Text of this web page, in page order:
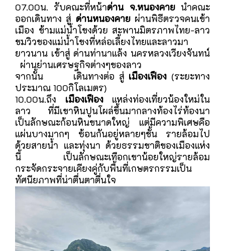
07.00น. รับคณะที่หน้าด่าน จ.หนองคายนำคณะ
ออกเดินทาง สู่ ด่านหนองคายผ่านพิธีตรวจคนเข้า
เมือง ข้ามแม่น้ำโขงด้วย สะพานมิตรภาพไทย-ลาว
ชมวิวของแม่น้ำโขงที่หล่อเลี้ยงไทยและลาวมา
ยาวนาน เข้าสู่ ด่านท่านาแล้ง นครหลวงเวียงจันทน์
ผ่านย่านเศรษฐกิจต่างๆของลาว
จากนั้น เดินทางต่อ สู่ เมืองเฟือง (ระยะทาง
ประมาณ 100กิโลเมตร)
10.00น.ถึง เมืองเฟืองแหล่งท่องเที่ยวน้องใหม่ใน
ลาว ที่มีเขาหินปูนโผล่ขึ้นมากลางท้องไร่ท้องนา
เป็นลักษณะก้อนหินขนาดใหญ่ แต่มีความพิเศษคือ
แผ่นบางมากๆ ซ้อนกันอยู่หลายๆชั้น รายล้อมไป
ด้วยสายน้ำ และทุ่งนา ด้วยธรรมชาติของเมืองแห่ง
นี้ เป็นลักษณะเทือกเขาน้อยใหญ่รายล้อม
กระจัดกระจายเคียงคู่กับพื้นที่เกษตรกรรมเป็น
ทัศนียภาพที่น่าตื่นตาตื่นใจ